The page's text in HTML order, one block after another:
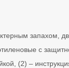
запахом,
с
(2) –